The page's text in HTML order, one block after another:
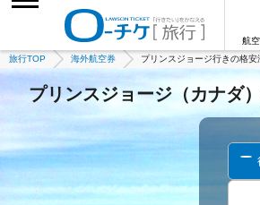
航
旅行TOP 海外航空券 プリンスジョージ行きの格
プリンスジョージ（カナダ